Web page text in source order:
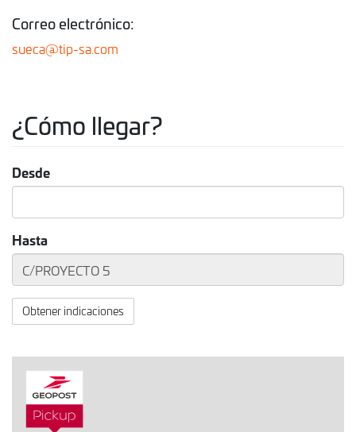
Correo electrónico:
sueca@tip-sa.com
¿Cómo llegar?
Desde
Hasta
Obtener indicaciones